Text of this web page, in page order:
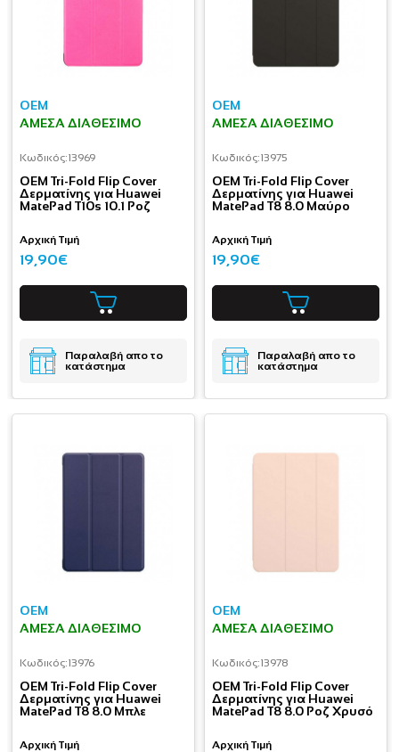
OEM
ΆΜΕΣΑ ΔΙΑΘΈΣΙΜΟ
Κωδικός:13969
OEM Tri-Fold Flip Cover
Δερματίνης για Huawei
MatePad T10s 10.1 Ροζ
Αρχική Τιμή
19,90€
Παραλαβή απο το
κατάστημα
OEM
ΆΜΕΣΑ ΔΙΑΘΈΣΙΜΟ
Κωδικός:13975
OEM Tri-Fold Flip Cover
Δερματίνης για Huawei
MatePad T8 8.0 Μαύρο
Αρχική Τιμή
19,90€
Παραλαβή απο το
κατάστημα
OEM
ΆΜΕΣΑ ΔΙΑΘΈΣΙΜΟ
Κωδικός:13976
OEM Tri-Fold Flip Cover
Δερματίνης για Huawei
MatePad T8 8.0 Μπλε
Αρχική Τιμή
OEM
ΆΜΕΣΑ ΔΙΑΘΈΣΙΜΟ
Κωδικός:13978
OEM Tri-Fold Flip Cover
Δερματίνης για Huawei
MatePad T8 8.0 Ροζ Χρυσό
Αρχική Τιμή